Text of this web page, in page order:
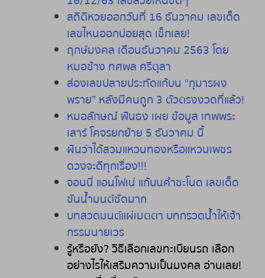
สถิติหวยออกวันที่ 16 ธันวาคม เลขเด็ด
เลขไหนออกบ่อยสุด เช็กเลย!
ฤกษ์มงคล เดือนธันวาคม 2563 โดย
หมอช้าง ทศพล ศรีตุลา
ส่องเลขปลายประทัดแก้บน “กุมารผง
พราย” หลังมีคนถูก 3 ตัวตรงงวดที่แล้ว!
หมอลักษณ์ ฟันธง เผย ข้อมูล เทพพระ
เสาร์ โคจรยกย้าย 5 ธันวาคม นี้
ฝันว่าได้สวมแหวนทองหรือแหวนเพชร
ดวงจะดีทุกเรื่อง!!!
จอนนี่ แอนโฟเน่ แก้บนคำชะโนด เลขเด็ด
ขันน้ำมนต์ชัดมาก
บทสวดมนต์แผ่เมตตา บทกรวดน้ำให้เจ้า
กรรมนายเวร
รู้หรือยัง?วิธีเลือกเลขทะเบียนรถ เลือก
อย่างไรให้เสริมความเป็นมงคล อ่านเลย!